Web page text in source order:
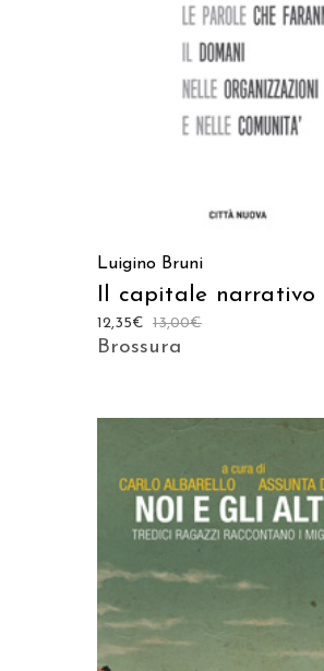
AGGIUNGI AL CARRELLO
Luigino Bruni
Il capitale narrativo
13,00€
12,35€
Brossura